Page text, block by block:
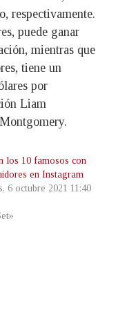
respectivamente.
puede ganar
mientras que
tiene un
por
Liam
los 10 famosos con
en Instagram
6 octubre 2021 11:40